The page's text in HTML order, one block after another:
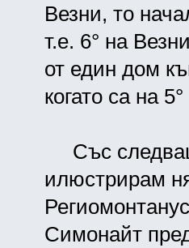
Везни, то
т.е. 6° на
от един дом
когато са на
Със
илюстрирам
Симонайт